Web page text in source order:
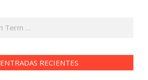
ENTRADAS RECIENTES